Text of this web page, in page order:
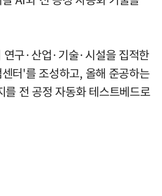
구·산업·기술·시설을 집적한
터'를 조성하고, 올해 준공하는
를 전 공정 자동화 테스트베드로